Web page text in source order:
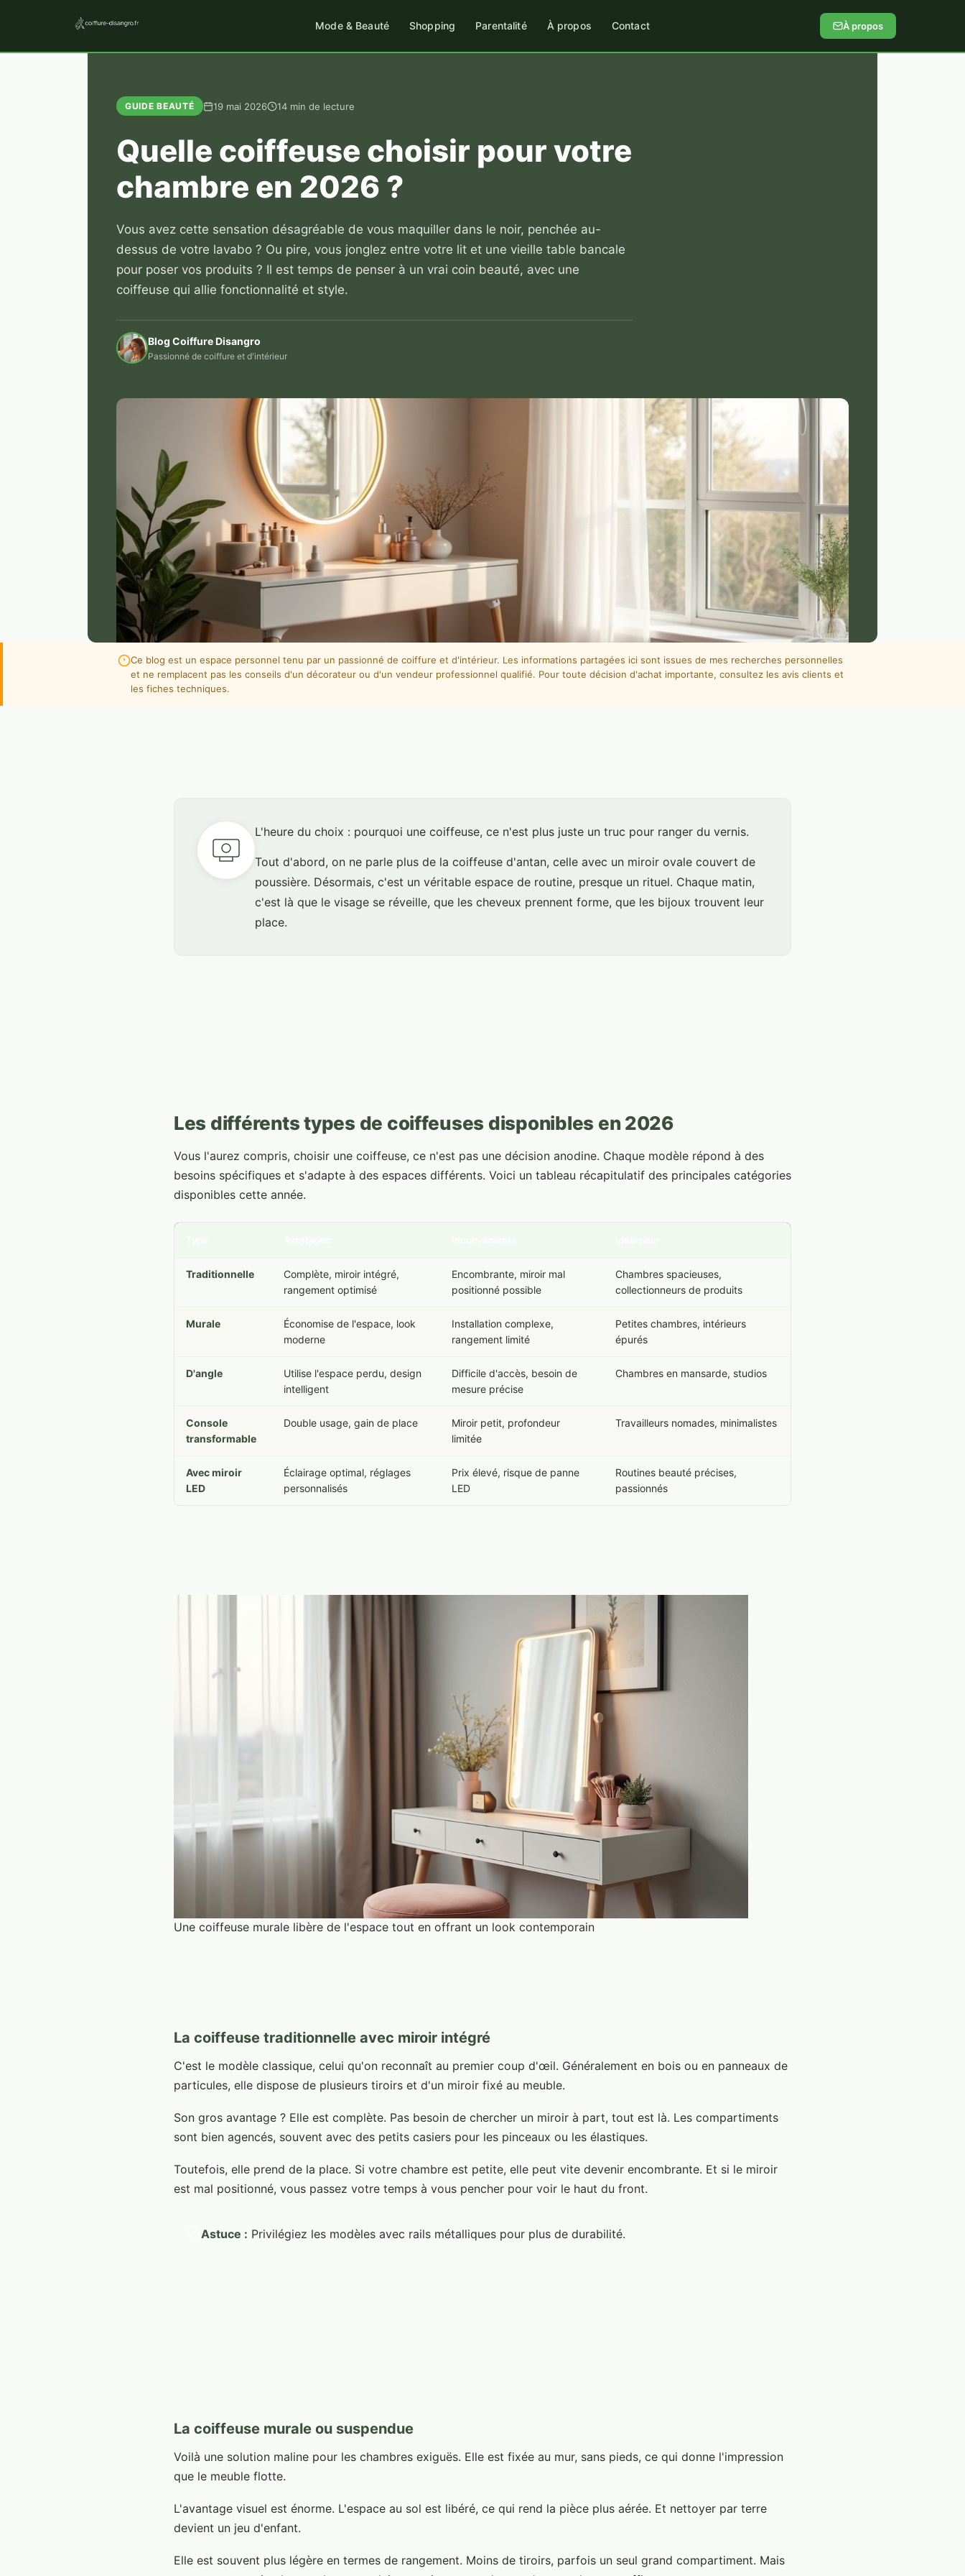
Mode & Beauté Shopping Parentalité À propos Contact À propos
GUIDE BEAUTÉ 19 mai 2026 14 min de lecture
Quelle coiffeuse choisir pour votre
chambre en 2026 ?
Vous avez cette sensation désagréable de vous maquiller dans le noir, penchée au-
dessus de votre lavabo ? Ou pire, vous jonglez entre votre lit et une vieille table bancale
pour poser vos produits ? Il est temps de penser à un vrai coin beauté, avec une
coiffeuse qui allie fonctionnalité et style.
Blog Coiffure Disangro
Passionné de coiffure et d'intérieur
Ce blog est un espace personnel tenu par un passionné de coiffure et d'intérieur. Les informations partagées ici sont issues de mes recherches personnelles
et ne remplacent pas les conseils d'un décorateur ou d'un vendeur professionnel qualifié. Pour toute décision d'achat importante, consultez les avis clients et
les fiches techniques.
L'heure du choix : pourquoi une coiffeuse, ce n'est plus juste un truc pour ranger du vernis.
Tout d'abord, on ne parle plus de la coiffeuse d'antan, celle avec un miroir ovale couvert de
poussière. Désormais, c'est un véritable espace de routine, presque un rituel. Chaque matin,
c'est là que le visage se réveille, que les cheveux prennent forme, que les bijoux trouvent leur
place.
Les différents types de coiffeuses disponibles en 2026
Vous l'aurez compris, choisir une coiffeuse, ce n'est pas une décision anodine. Chaque modèle répond à des
besoins spécifiques et s'adapte à des espaces différents. Voici un tableau récapitulatif des principales catégories
disponibles cette année.
Traditionnelle
Complète, miroir intégré,
rangement optimisé
Encombrante, miroir mal
positionné possible
Chambres spacieuses,
collectionneurs de produits
Murale
Économise de l'espace, look
moderne
Installation complexe,
rangement limité
Petites chambres, intérieurs
épurés
D'angle
Utilise l'espace perdu, design
intelligent
Difficile d'accès, besoin de
mesure précise
Chambres en mansarde, studios
Console
transformable
Double usage, gain de place
Miroir petit, profondeur
limitée
Travailleurs nomades, minimalistes
Avec miroir
LED
Éclairage optimal, réglages
personnalisés
Prix élevé, risque de panne
LED
Routines beauté précises,
passionnés
Une coiffeuse murale libère de l'espace tout en offrant un look contemporain
La coiffeuse traditionnelle avec miroir intégré
C'est le modèle classique, celui qu'on reconnaît au premier coup d'œil. Généralement en bois ou en panneaux de
particules, elle dispose de plusieurs tiroirs et d'un miroir fixé au meuble.
Son gros avantage ? Elle est complète. Pas besoin de chercher un miroir à part, tout est là. Les compartiments
sont bien agencés, souvent avec des petits casiers pour les pinceaux ou les élastiques.
Toutefois, elle prend de la place. Si votre chambre est petite, elle peut vite devenir encombrante. Et si le miroir
est mal positionné, vous passez votre temps à vous pencher pour voir le haut du front.
Astuce : Privilégiez les modèles avec rails métalliques pour plus de durabilité.
La coiffeuse murale ou suspendue
Voilà une solution maline pour les chambres exiguës. Elle est fixée au mur, sans pieds, ce qui donne l'impression
que le meuble flotte.
L'avantage visuel est énorme. L'espace au sol est libéré, ce qui rend la pièce plus aérée. Et nettoyer par terre
devient un jeu d'enfant.
Elle est souvent plus légère en termes de rangement. Moins de tiroirs, parfois un seul grand compartiment. Mais